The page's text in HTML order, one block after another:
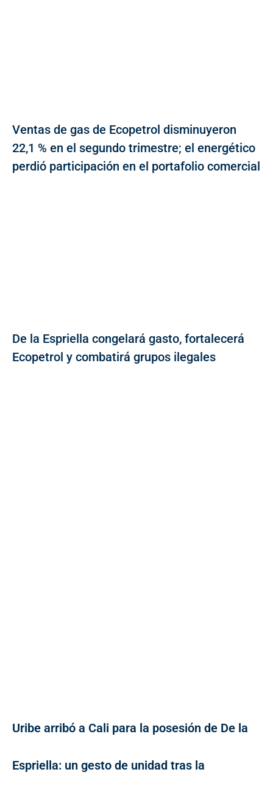
Ventas de gas de Ecopetrol disminuyeron
22,1 % en el segundo trimestre; el energético
perdió participación en el portafolio comercial
De la Espriella congelará gasto, fortalecerá
Ecopetrol y combatirá grupos ilegales
Uribe arribó a Cali para la posesión de De la
Espriella: un gesto de unidad tras la